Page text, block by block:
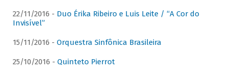
22/11/2016 - Duo Érika Ribeiro e Luis Leite / “A Cor do
Invisível”
15/11/2016 - Orquestra Sinfônica Brasileira
25/10/2016 - Quinteto Pierrot